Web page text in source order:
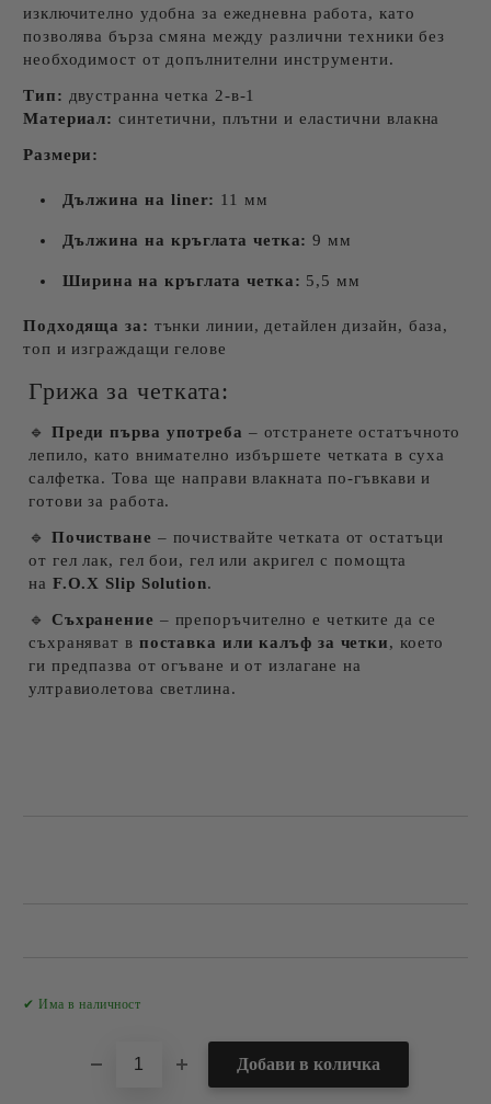
изключително удобна за ежедневна работа, като
позволява бърза смяна между различни техники без
необходимост от допълнителни инструменти.
Тип: двустранна четка 2-в-1
Материал: синтетични, плътни и еластични влакна
Размери:
Дължина на liner: 11 мм
Дължина на кръглата четка: 9 мм
Ширина на кръглата четка: 5,5 мм
Подходяща за: тънки линии, детайлен дизайн, база,
топ и изграждащи гелове
Грижа за четката:
🔹 Преди първа употреба – отстранете остатъчното
лепило, като внимателно избършете четката в суха
салфетка. Това ще направи влакната по-гъвкави и
готови за работа.
🔹 Почистване – почиствайте четката от остатъци
от гел лак, гел бои, гел или акригел с помощта
на F.O.X Slip Solution.
🔹 Съхранение – препоръчително е четките да се
съхраняват в поставка или калъф за четки, което
ги предпазва от огъване и от излагане на
ултравиолетова светлина.
✔ Има в наличност